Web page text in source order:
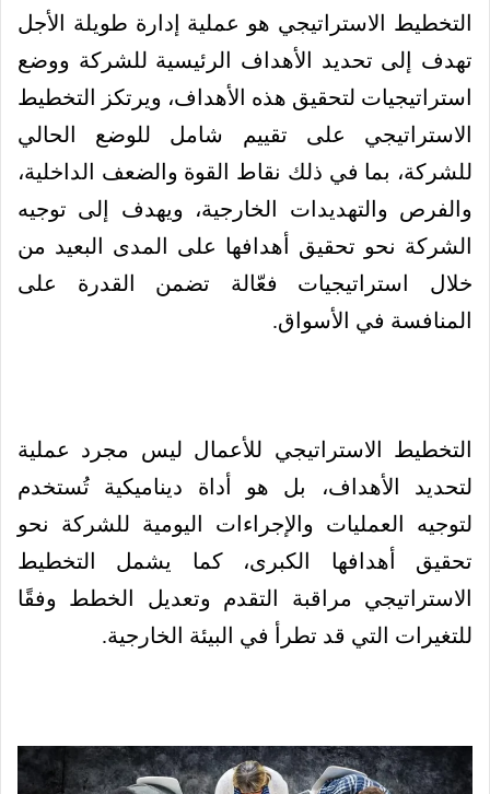
التخطيط الاستراتيجي هو عملية إدارة طويلة الأجل
تهدف إلى تحديد الأهداف الرئيسية للشركة ووضع
استراتيجيات لتحقيق هذه الأهداف، ويرتكز التخطيط
الاستراتيجي على تقييم شامل للوضع الحالي
للشركة، بما في ذلك نقاط القوة والضعف الداخلية،
والفرص والتهديدات الخارجية، ويهدف إلى توجيه
الشركة نحو تحقيق أهدافها على المدى البعيد من
خلال استراتيجيات فعّالة تضمن القدرة على
المنافسة في الأسواق.
التخطيط الاستراتيجي للأعمال ليس مجرد عملية
لتحديد الأهداف، بل هو أداة ديناميكية تُستخدم
لتوجيه العمليات والإجراءات اليومية للشركة نحو
تحقيق أهدافها الكبرى، كما يشمل التخطيط
الاستراتيجي مراقبة التقدم وتعديل الخطط وفقًا
للتغيرات التي قد تطرأ في البيئة الخارجية.